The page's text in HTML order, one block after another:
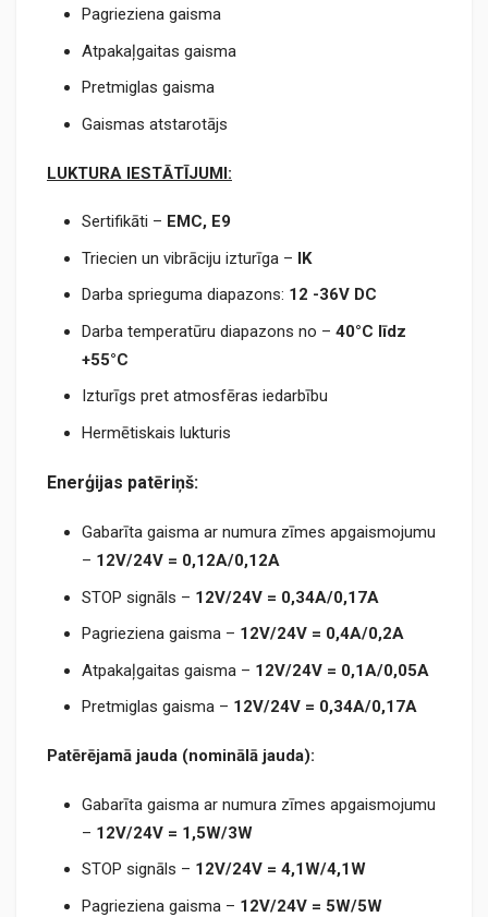
Pagrieziena gaisma
Atpakaļgaitas gaisma
Pretmiglas gaisma
Gaismas atstarotājs
LUKTURA IESTĀTĪJUMI:
Sertifikāti – EMC, E9
Triecien un vibrāciju izturīga – IK
Darba sprieguma diapazons: 12 -36V DC
Darba temperatūru diapazons no – 40°C līdz
+55°C
Izturīgs pret atmosfēras iedarbību
Hermētiskais lukturis
Enerģijas patēriņš:
Gabarīta gaisma ar numura zīmes apgaismojumu
– 12V/24V = 0,12А/0,12A
STOP signāls – 12V/24V = 0,34A/0,17A
Pagrieziena gaisma – 12V/24V = 0,4A/0,2A
Atpakaļgaitas gaisma – 12V/24V = 0,1A/0,05A
Pretmiglas gaisma – 12V/24V = 0,34A/0,17A
Patērējamā jauda (nominālā jauda):
Gabarīta gaisma ar numura zīmes apgaismojumu
– 12V/24V = 1,5W/3W
STOP signāls – 12V/24V = 4,1W/4,1W
Pagrieziena gaisma – 12V/24V = 5W/5W